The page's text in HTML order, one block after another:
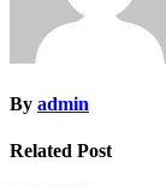
By admin
Related Post